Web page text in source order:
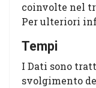
coinvolte nel
Per ulteriori
Tempi
I Dati sono
svolgimento